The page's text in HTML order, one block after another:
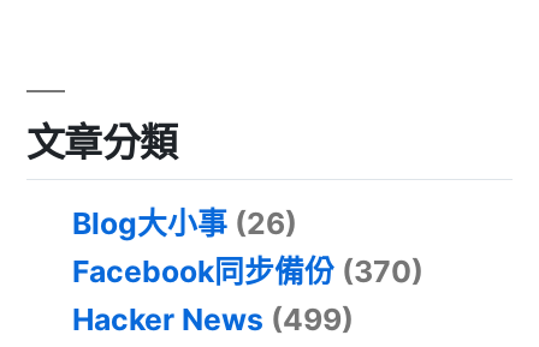
文章分類
Blog大小事 (26)
Facebook同步備份 (370)
Hacker News (499)